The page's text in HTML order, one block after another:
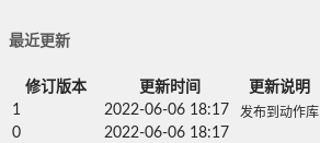
最近更新
修订版本 更新时间
更新说明
1
2022-06-06 18:17 发布到动作库
0
2022-06-06 18:17